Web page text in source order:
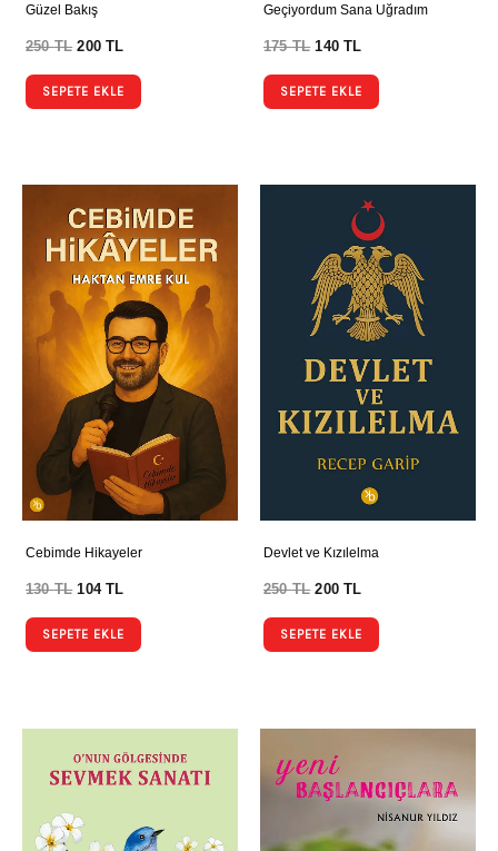
Güzel Bakış
250TL 200TL
SEPETE EKLE
Geçiyordum Sana Uğradım
175TL 140TL
SEPETE EKLE
Cebimde Hikayeler
130TL 104TL
SEPETE EKLE
Devlet ve Kızılelma
250TL 200TL
SEPETE EKLE